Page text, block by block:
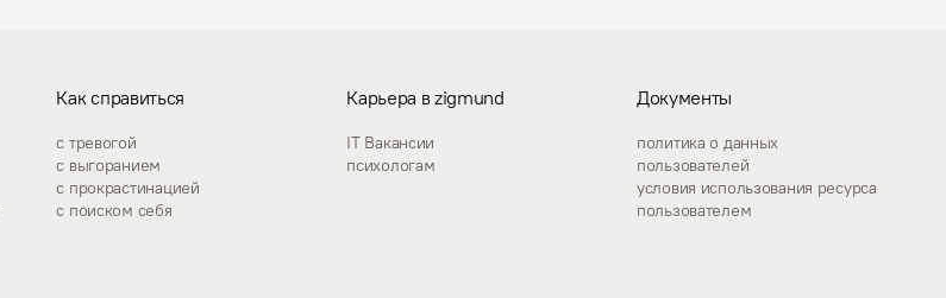
Как справиться
с тревогой
с выгоранием
с прокрастинацией
с поиском себя
Карьера в zigmund
IT Вакансии
психологам
Документы
политика о данных
пользователей
условия использования ресурса
пользователем